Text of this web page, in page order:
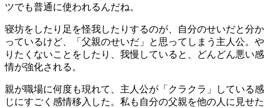
ツでも普通に使われるんだね。
寝坊をしたり足を怪我したりするのが、自分のせいだと分か
っているけど、「父親のせいだ」と思ってしまう主人公。や
りたくないことをしたり、我慢していると、どんどん悪い感
情が強化される。
親が職場に何度も現れて、主人公が「クラクラ」している感
じにすごく感情移入した。私も自分の父親を他の人に見せた